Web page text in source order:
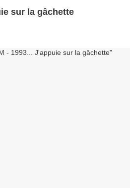
sur la gâchette